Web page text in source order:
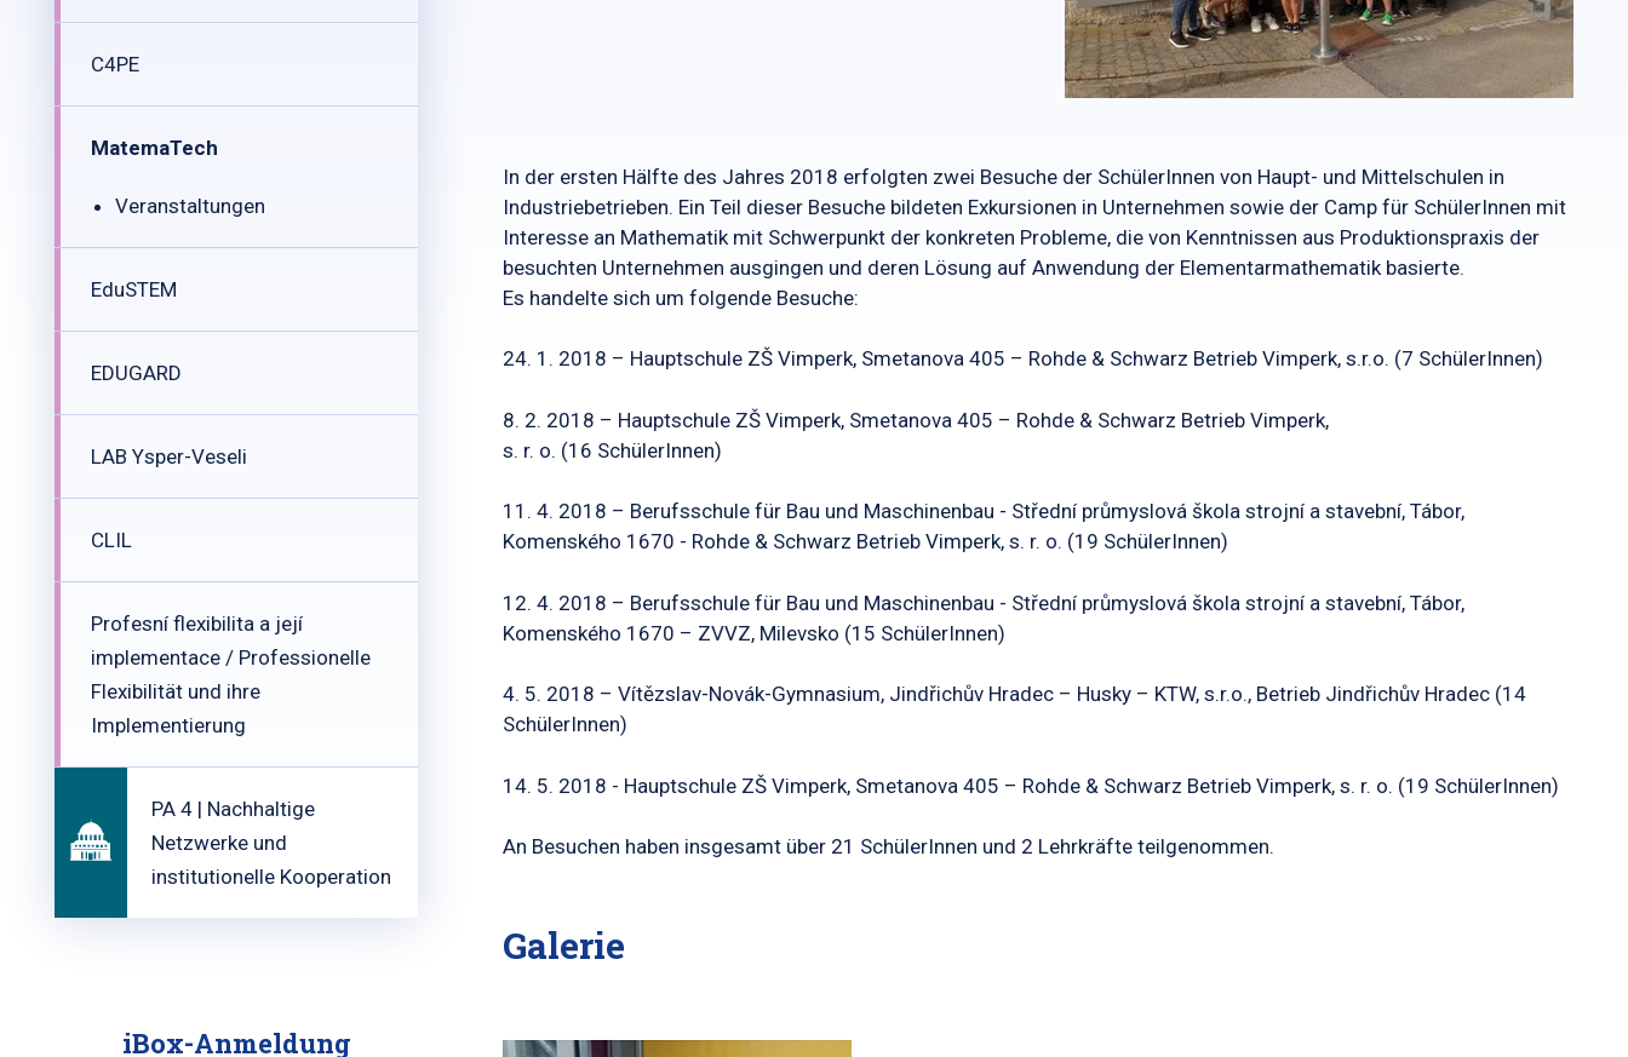
C4PE
MatemaTech
Veranstaltungen
EduSTEM
EDUGARD
LAB Ysper-Veseli
CLIL
Profesní flexibilita a její
implementace / Professionelle
Flexibilität und ihre
Implementierung
PA 4 | Nachhaltige
Netzwerke und
institutionelle Kooperation
iBox-Anmeldung
In der ersten Hälfte des Jahres 2018 erfolgten zwei Besuche der SchülerInnen von Haupt- und Mittelschulen in
Industriebetrieben. Ein Teil dieser Besuche bildeten Exkursionen in Unternehmen sowie der Camp für SchülerInnen mit
Interesse an Mathematik mit Schwerpunkt der konkreten Probleme, die von Kenntnissen aus Produktionspraxis der
besuchten Unternehmen ausgingen und deren Lösung auf Anwendung der Elementarmathematik basierte.
Es handelte sich um folgende Besuche:
24. 1. 2018 – Hauptschule ZŠ Vimperk, Smetanova 405 – Rohde & Schwarz Betrieb Vimperk, s.r.o. (7 SchülerInnen)
8. 2. 2018 – Hauptschule ZŠ Vimperk, Smetanova 405 – Rohde & Schwarz Betrieb Vimperk,
s. r. o. (16 SchülerInnen)
11. 4. 2018 – Berufsschule für Bau und Maschinenbau - Střední průmyslová škola strojní a stavební, Tábor,
Komenského 1670 - Rohde & Schwarz Betrieb Vimperk, s. r. o. (19 SchülerInnen)
12. 4. 2018 – Berufsschule für Bau und Maschinenbau - Střední průmyslová škola strojní a stavební, Tábor,
Komenského 1670 – ZVVZ, Milevsko (15 SchülerInnen)
4. 5. 2018 – Vítězslav-Novák-Gymnasium, Jindřichův Hradec – Husky – KTW, s.r.o., Betrieb Jindřichův Hradec (14
SchülerInnen)
14. 5. 2018 - Hauptschule ZŠ Vimperk, Smetanova 405 – Rohde & Schwarz Betrieb Vimperk, s. r. o. (19 SchülerInnen)
An Besuchen haben insgesamt über 21 SchülerInnen und 2 Lehrkräfte teilgenommen.
Galerie